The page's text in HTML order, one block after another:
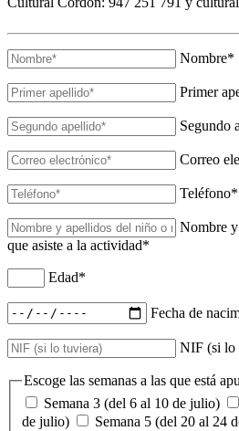
Nombre*
Primer
Segundo
Correo
Teléfono*
Nombre
que asiste a la actividad*
Edad*
Fecha de
NIF (si lo
Escoge las semanas a las que está
Semana 3 (del 6 al 10 de julio)
de julio)
Semana 5 (del 20 al 24